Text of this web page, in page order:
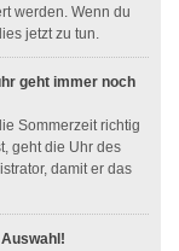
werden. Wenn du
jetzt zu tun.
geht immer noch
Sommerzeit richtig
geht die Uhr des
damit er das